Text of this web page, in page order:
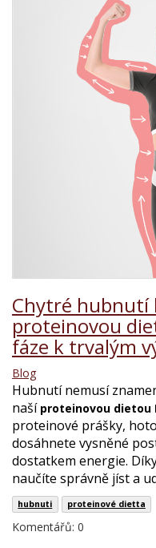
Chytré hubnutí
proteinovou
fáze k trvalým
Blog
Hubnutí nemusí
naší proteinovou
proteinové prášky,
dosáhnete vysněné
dostatkem energie.
naučíte správně jíst a
hubnuti proteinové dietta
Komentářů: 0